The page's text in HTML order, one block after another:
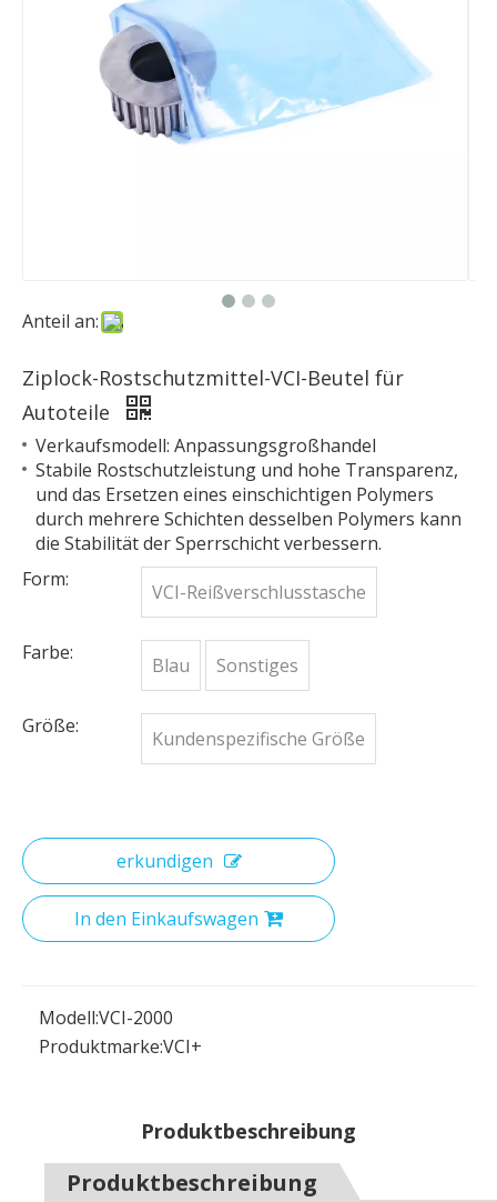
Anteil an:
Ziplock-Rostschutzmittel-VCI-Beutel für
Autoteile
Verkaufsmodell: Anpassungsgroßhandel
Stabile Rostschutzleistung und hohe Transparenz,
und das Ersetzen eines einschichtigen Polymers
durch mehrere Schichten desselben Polymers kann
die Stabilität der Sperrschicht verbessern.
Form:
VCI-Reißverschlusstasche
Farbe:
Blau Sonstiges
Größe:
Kundenspezifische Größe
erkundigen
In den Einkaufswagen
Modell:VCI-2000
Produktmarke:VCI+
Produktbeschreibung
Produktbeschreibung